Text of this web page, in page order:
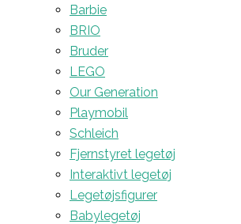
Barbie
BRIO
Bruder
LEGO
Our Generation
Playmobil
Schleich
Fjernstyret legetøj
Interaktivt legetøj
Legetøjsfigurer
Babylegetøj